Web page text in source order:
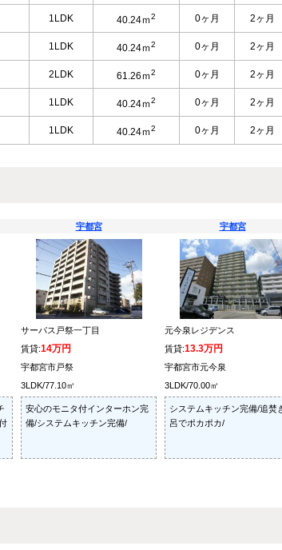
1LDK 40.24ｍ2 0ヶ月 2ヶ月
1LDK 40.24ｍ2 0ヶ月 2ヶ月
2LDK 61.26ｍ2 0ヶ月 2ヶ月
1LDK 40.24ｍ2 0ヶ月 2ヶ月
1LDK 40.24ｍ2 0ヶ月 2ヶ月
宇都宮
サーパス戸祭一丁目
賃貸:14万円
宇都宮市戸祭
3LDK/77.10㎡
安心のモニタ付インターホン完
備/システムキッチン完備/
宇都宮
元今泉レジデンス
賃貸:13.3万円
宇都宮市元今泉
3LDK/70.00㎡
システムキッチン完備/追焚
呂でポカポカ/